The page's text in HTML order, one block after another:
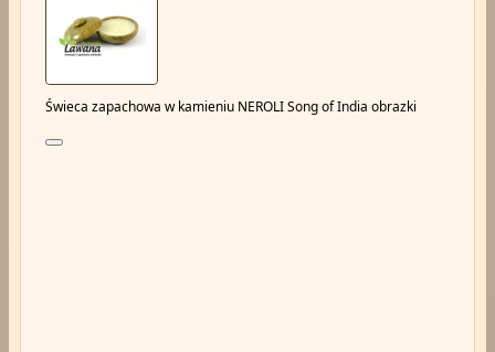
Świeca zapachowa w kamieniu NEROLI Song of India obrazki